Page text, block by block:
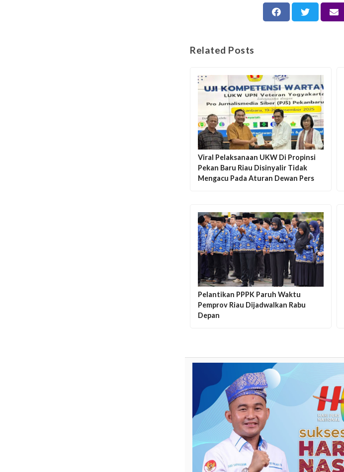
Related Posts
Viral Pelaksanaan UKW Di Propinsi
Pekan Baru Riau Disinyalir Tidak
Mengacu Pada Aturan Dewan Pers
Pelantikan PPPK Paruh Waktu
Pemprov Riau Dijadwalkan Rabu
Depan